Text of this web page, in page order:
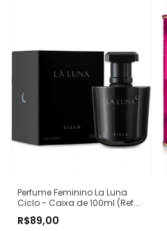
Perfume Feminino La Luna
Ciclo - Caixa de 100ml (Ref.
Lancôme)
R$89,00